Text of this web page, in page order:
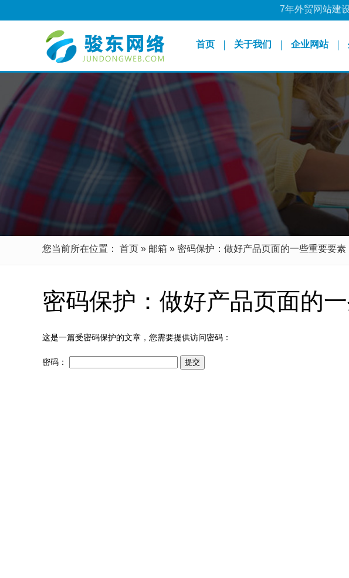
超过3000+个客
首页 关于我们 企业网站
您当前所在位置： 首页 » 邮箱 » 密码保护：做好产品页面的一些重要要素
密码保护：做好产品页面的
这是一篇受密码保护的文章，您需要提供访问密码：
密码：